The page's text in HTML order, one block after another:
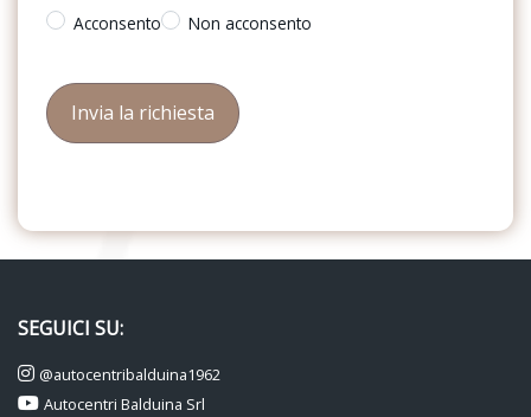
Acconsento Non acconsento
SEGUICI SU:
@autocentribalduina1962
Autocentri Balduina Srl